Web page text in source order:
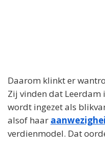
Daarom klinkt er
Zij vinden dat Leerdam
wordt ingezet als
alsof haar
verdienmodel. Dat